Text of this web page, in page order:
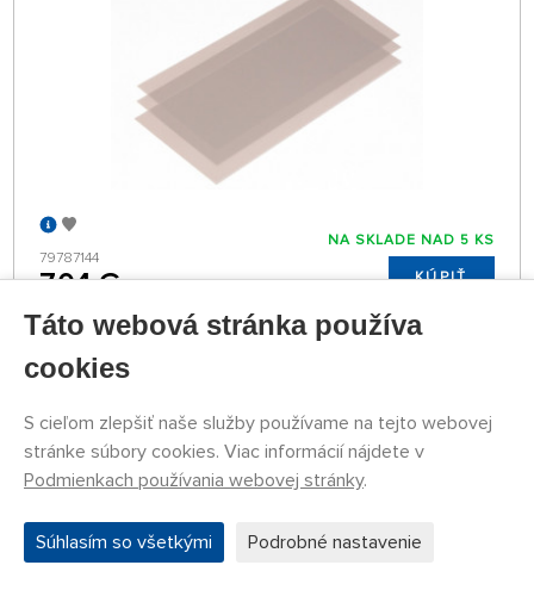
79787144
7,04 €
NA SKLADE NAD 5 KS
KÚPIŤ
Utorok 11.08. môže byť u Vás
Táto webová stránka používa
cookies
S cieľom zlepšiť naše služby používame na tejto webovej
stránke súbory cookies. Viac informácií nájdete v
Podmienkach používania webovej stránky.
Súhlasím so všetkými Podrobné nastavenie